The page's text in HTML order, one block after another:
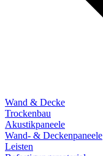
Wand & Decke
Trockenbau
Akustikpaneele
Wand- & Deckenpaneele
Leisten